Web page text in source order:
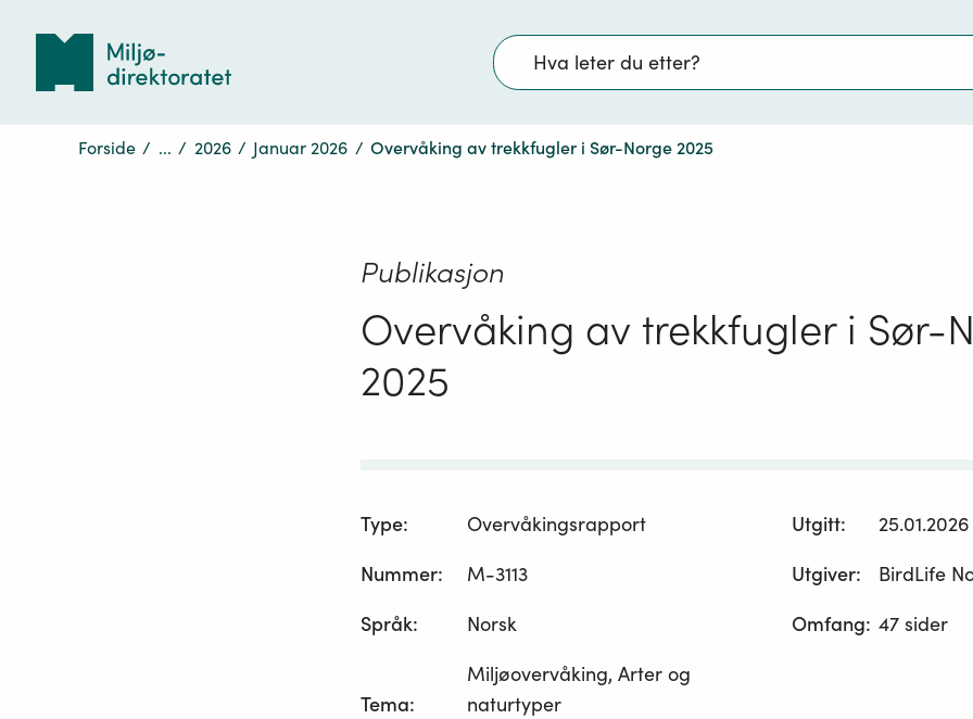
Søk
Forside / ... / 2026 / Januar 2026 / Overvåking av trekkfugler i Sør-Norge 2025
Publikasjon
Overvåking av trekkfugler i Sør-
2025
Type: Overvåkingsrapport Utgitt:
25.01.2026
Nummer: M-3113 Utgiver:
BirdLife
Språk: Norsk Omfang: 47 sider
Tema:
Miljøovervåking, Arter og
naturtyper